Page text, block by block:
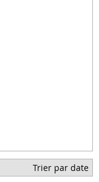
Trier par date